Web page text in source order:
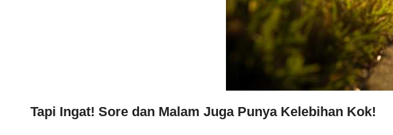
Tapi Ingat! Sore dan Malam Juga Punya Kelebihan Kok!